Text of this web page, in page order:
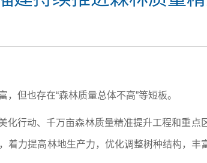
但也存在“森林质量总体不高”等短板。
化行动、千万亩森林质量精准提升工程和重
着力提高林地生产力，优化调整树种结构，